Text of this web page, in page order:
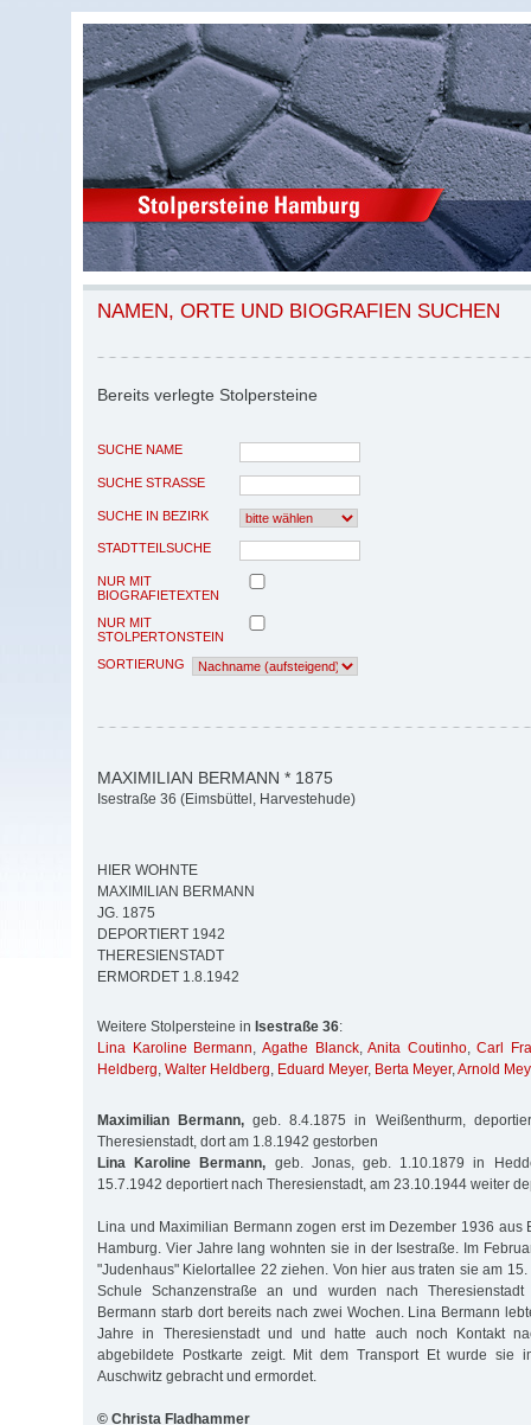
NAMEN, ORTE UND BIOGRAFIEN SUCHEN
Bereits verlegte Stolpersteine
SUCHE NAME
SUCHE STRASSE
SUCHE IN BEZIRK
STADTTEILSUCHE
NUR MIT
BIOGRAFIETEXTEN
NUR MIT
STOLPERTONSTEIN
SORTIERUNG
MAXIMILIAN BERMANN * 1875
Isestraße 36 (Eimsbüttel, Harvestehude)
HIER WOHNTE
MAXIMILIAN BERMANN
JG. 1875
DEPORTIERT 1942
THERESIENSTADT
ERMORDET 1.8.1942
Weitere Stolpersteine in Isestraße 36:
Lina Karoline Bermann, Agathe Blanck,Anita Coutinho,Carl
Heldberg, Walter Heldberg, Eduard Meyer, Berta Meyer,Arnold
Maximilian Bermann, geb. 8.4.1875 in Weißenthurm,
Theresienstadt, dort am 1.8.1942 gestorben
Lina Karoline Bermann, geb. Jonas, geb. 1.10.1879 in
15.7.1942 deportiert nach Theresienstadt, am 23.10.1944 weiter
Lina und Maximilian Bermann zogen erst im Dezember 1936 aus
Ham­burg. Vier Jahre lang wohnten sie in der Isestraße. Im
"Judenhaus" Kielortallee 22 ziehen. Von hier aus traten sie am
Schule Schanzenstraße an und wurden nach Theresienstadt
Bermann starb dort bereits nach zwei Wochen. Lina Bermann
Jahre in Theresienstadt und und hatte auch noch Kontakt
abgebildete Postkarte zeigt. Mit dem Transport Et wurde sie
Auschwitz gebracht und ermordet.
© Christa Fladhammer